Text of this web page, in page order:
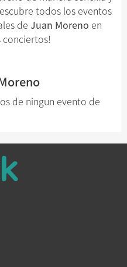
todos los eventos
de Juan Moreno en
conciertos!
de ningun evento de